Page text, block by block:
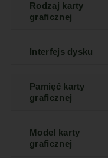
Rodzaj karty
graficznej
Interfejs dysku
Pamięć karty
graficznej
Model karty
graficznej